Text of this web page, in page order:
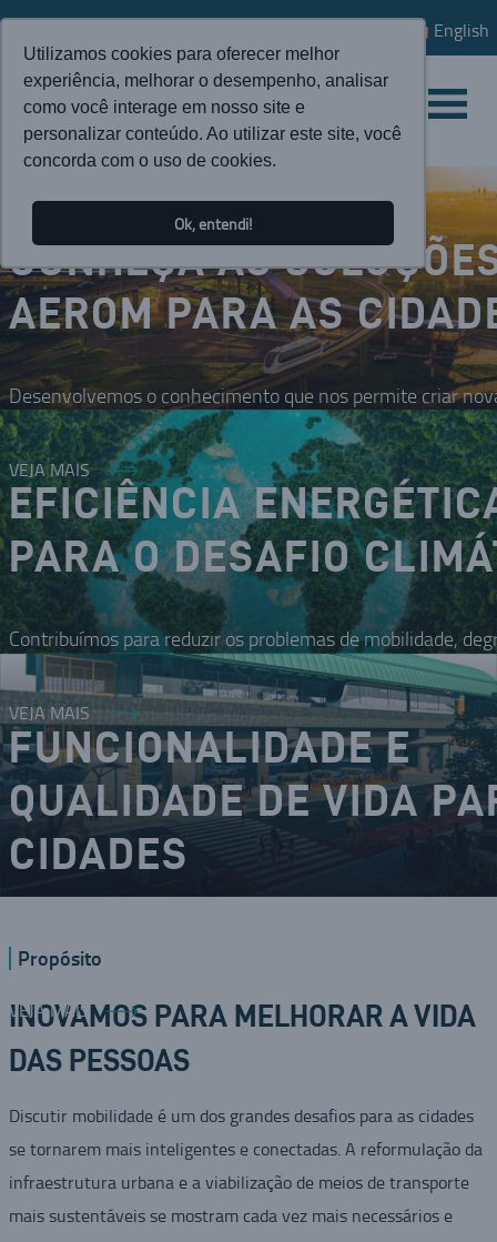
Utilizamos cookies para oferecer melhor
experiência, melhorar o desempenho, analisar
como você interage em nosso site e
personalizar conteúdo. Ao utilizar este site, você
concorda com o uso de cookies.
Ok, entendi!
English
CONHEÇA AS
AEROM PARA AS
Desenvolvemos o conhecimento que nos permite criar
VEJA MAIS
EFICIÊNCIA
PARA O DESAFIO
Contribuímos para reduzir os problemas de mobilidade,
VEJA MAIS
FUNCIONALIDADE E
QUALIDADE DE VIDA
CIDADES
VEJA MAIS
Propósito
INOVAMOS PARA MELHORAR A VIDA
DAS PESSOAS
Discutir mobilidade é um dos grandes desafios para as cidades
se tornarem mais inteligentes e conectadas. A reformulação da
infraestrutura urbana e a viabilização de meios de transporte
mais sustentáveis se mostram cada vez mais necessários e